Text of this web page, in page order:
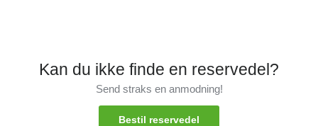
Kan du ikke finde en reservedel?
Send straks en anmodning!
Bestil reservedel